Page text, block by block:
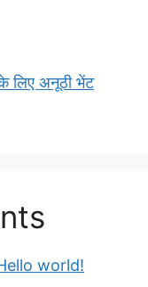
लिए अनूठी भेंट
world!